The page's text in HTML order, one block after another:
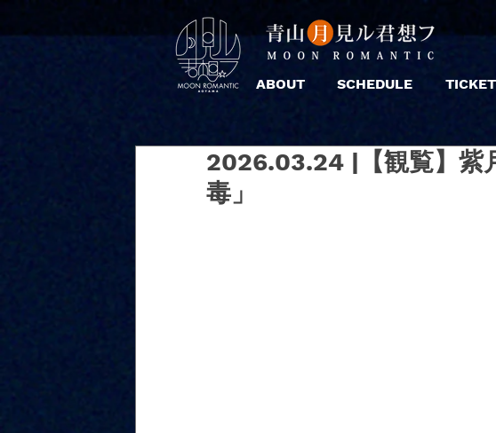
ABOUT SCHEDULE TICKET
2026.03.24 |【観覧】紫
毒」